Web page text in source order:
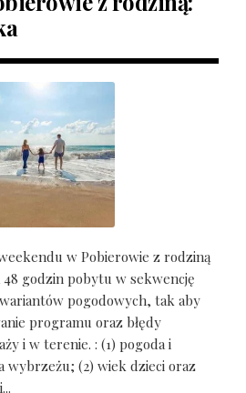
w Pobierowie z rodziną
48 godzin pobytu w sekwencję
pogodowych, tak aby
programu oraz błędy
i w terenie. : (1) pogoda i
wybrzeżu; (2) wiek dzieci oraz